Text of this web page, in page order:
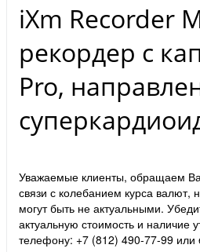
iXm Recorder
рекордер с
Pro,
Уважаемые клиенты, обращаем
связи с колебанием курса валют,
могут быть не актуальными.
актуальную стоимость и наличие
телефону: +7 (812) 490-77-99 или